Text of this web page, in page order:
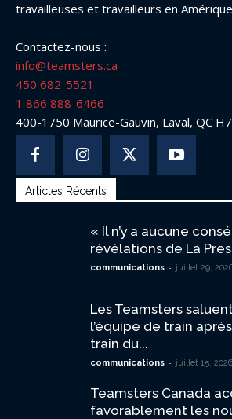
travailleuses et travailleurs en
Contactez-nous :
info@teamsters.ca
450 682-5521
1 866 888-6466
400-1750 Maurice-Gauvin, Laval, QC
Articles Récents
« Il n’y a aucune
révélations de La
communications - juillet 29,
Les Teamsters
l’équipe de train après
train du...
communications - juillet 15, 2026
Teamsters Canada
favorablement les